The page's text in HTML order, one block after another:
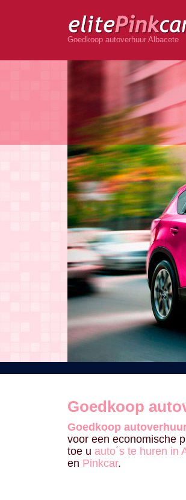
Goedkoop autoverhuur Albacete
Goedkoop
Goedkoop
voor een economische
toe u auto´s te huren in
en Pinkcar.